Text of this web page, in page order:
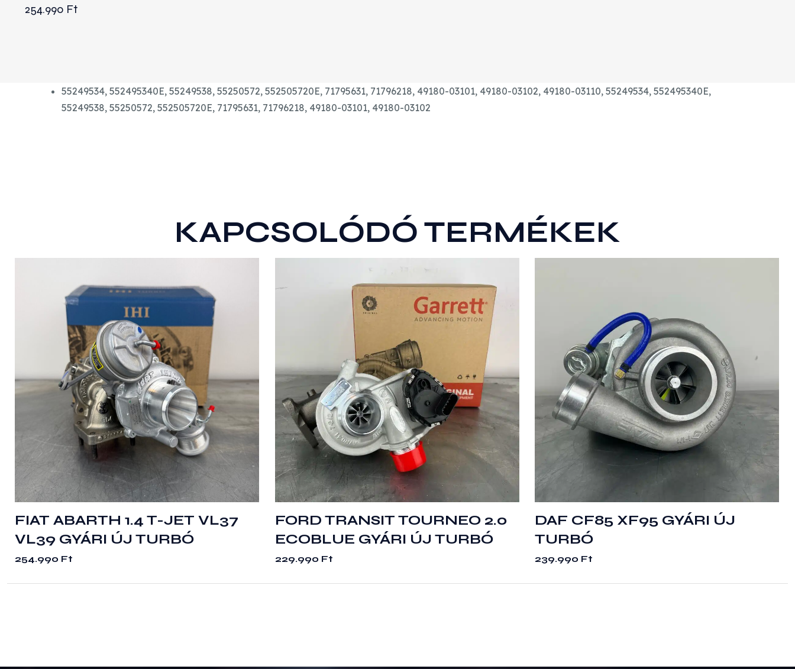
254.990 Ft
55249534, 552495340E, 55249538, 55250572, 552505720E, 71795631, 71796218, 49180-03101, 49180-03102, 49180-03110, 55249534, 552495340E,
55249538, 55250572, 552505720E, 71795631, 71796218, 49180-03101, 49180-03102
KAPCSOLÓDÓ TERMÉKEK
FIAT ABARTH 1.4 T-JET VL37
VL39 GYÁRI ÚJ TURBÓ
254.990 Ft
FORD TRANSIT TOURNEO 2.0
ECOBLUE GYÁRI ÚJ TURBÓ
229.990 Ft
DAF CF85 XF95 GYÁRI ÚJ
TURBÓ
239.990 Ft